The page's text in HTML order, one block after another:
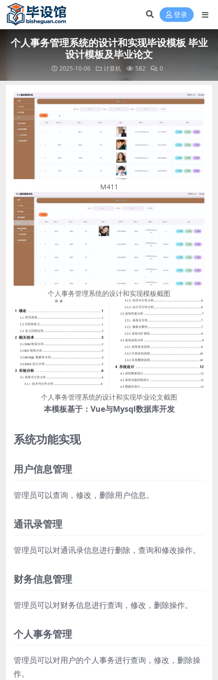
登录
个人事务管理系统的设计和实现毕设模板 毕业
设计模板及毕业论文
2025-10-06 计算机 582 0
M411
个人事务管理系统的设计和实现模板截图
个人事务管理系统的设计和实现毕业论文截图
本模板基于：Vue与Mysql数据库开发
系统功能实现
用户信息管理
管理员可以查询，修改，删除用户信息。
通讯录管理
管理员可以对通讯录信息进行删除，查询和修改操作。
财务信息管理
管理员可以对财务信息进行查询，修改，删除操作。
个人事务管理
管理员可以对用户的个人事务进行查询，修改，删除操
作。